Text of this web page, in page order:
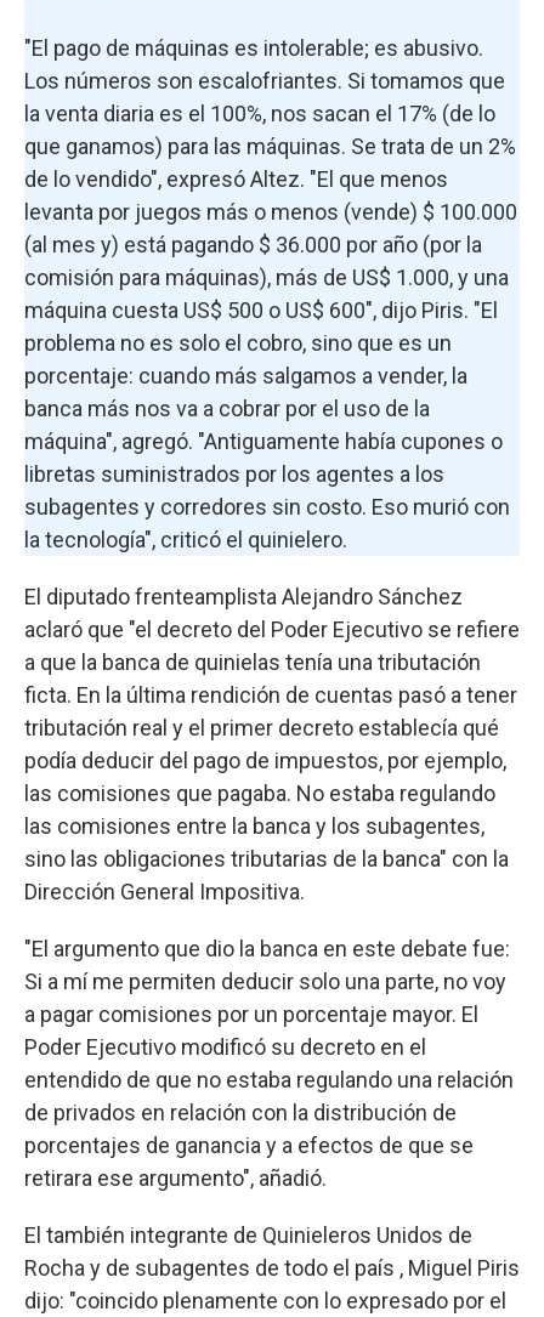
"El pago de máquinas es intolerable; es abusivo.
Los números son escalofriantes. Si tomamos que
la venta diaria es el 100%, nos sacan el 17% (de lo
que ganamos) para las máquinas. Se trata de un 2%
de lo vendido", expresó Altez. "El que menos
levanta por juegos más o menos (vende) $ 100.000
(al mes y) está pagando $ 36.000 por año (por la
comisión para máquinas), más de US$ 1.000, y una
máquina cuesta US$ 500 o US$ 600", dijo Piris. "El
problema no es solo el cobro, sino que es un
porcentaje: cuando más salgamos a vender, la
banca más nos va a cobrar por el uso de la
máquina", agregó. "Antiguamente había cupones o
libretas suministrados por los agentes a los
subagentes y corredores sin costo. Eso murió con
la tecnología", criticó el quinielero.
El diputado frenteamplista Alejandro Sánchez
aclaró que "el decreto del Poder Ejecutivo se refiere
a que la banca de quinielas tenía una tributación
ficta. En la última rendición de cuentas pasó a tener
tributación real y el primer decreto establecía qué
podía deducir del pago de impuestos, por ejemplo,
las comisiones que pagaba. No estaba regulando
las comisiones entre la banca y los subagentes,
sino las obligaciones tributarias de la banca" con la
Dirección General Impositiva.
"El argumento que dio la banca en este debate fue:
Si a mí me permiten deducir solo una parte, no voy
a pagar comisiones por un porcentaje mayor. El
Poder Ejecutivo modificó su decreto en el
entendido de que no estaba regulando una relación
de privados en relación con la distribución de
porcentajes de ganancia y a efectos de que se
retirara ese argumento", añadió.
El también integrante de Quinieleros Unidos de
Rocha y de subagentes de todo el país , Miguel Piris
dijo: "coincido plenamente con lo expresado por el